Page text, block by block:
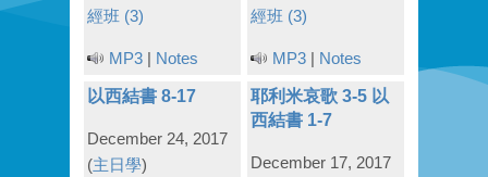
經班 (3)
MP3 | Notes
經班 (3)
MP3 | Notes
以西結書 8-17
December 24, 2017
(主日學)
耶利米哀歌 3-5 以
西結書 1-7
December 17, 2017